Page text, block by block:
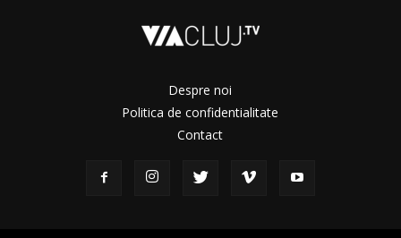
Despre noi
Politica de confidentialitate
Contact